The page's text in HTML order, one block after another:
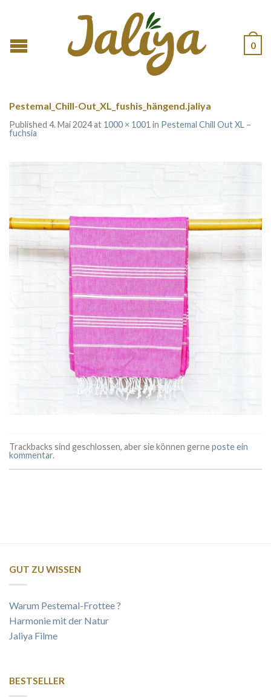
0
Pestemal_Chill-Out_XL_fushis_hängend.jaliya
Published 4. Mai 2024at 1000 × 1001 in Pestemal Chill Out XL –
fuchsia
Trackbacks sind geschlossen, aber sie können gerneposte ein
kommentar.
GUT ZU WISSEN
Warum Pestemal-Frottee ?
Harmonie mit der Natur
Jaliya Filme
BESTSELLER